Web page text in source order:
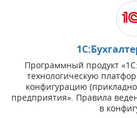
Программный продукт
технологическую
конфигурацию
предприятия». Правила
в